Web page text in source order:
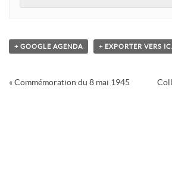
+ GOOGLE AGENDA + EXPORTER VERS
Navigation
Évènement
«Commémoration du 8 mai 1945